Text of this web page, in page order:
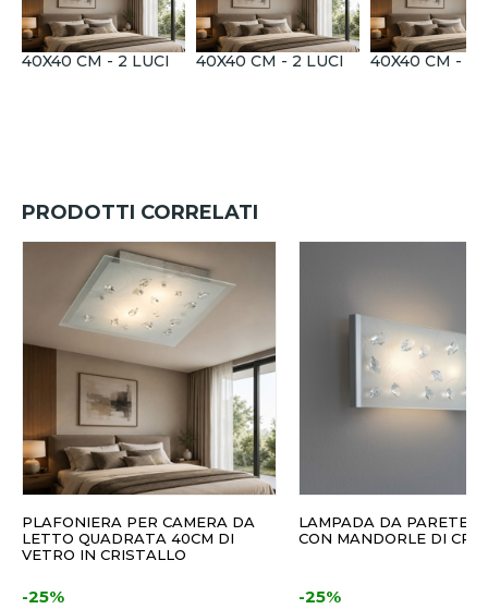
40X40 CM - 2 LUCI 40X40 CM - 2 LUCI 40X40 CM - 2
PRODOTTI CORRELATI
PLAFONIERA PER CAMERA DA
LETTO QUADRATA 40CM DI
VETRO IN CRISTALLO
-25%
LAMPADA DA PARETE
CON MANDORLE DI
-25%